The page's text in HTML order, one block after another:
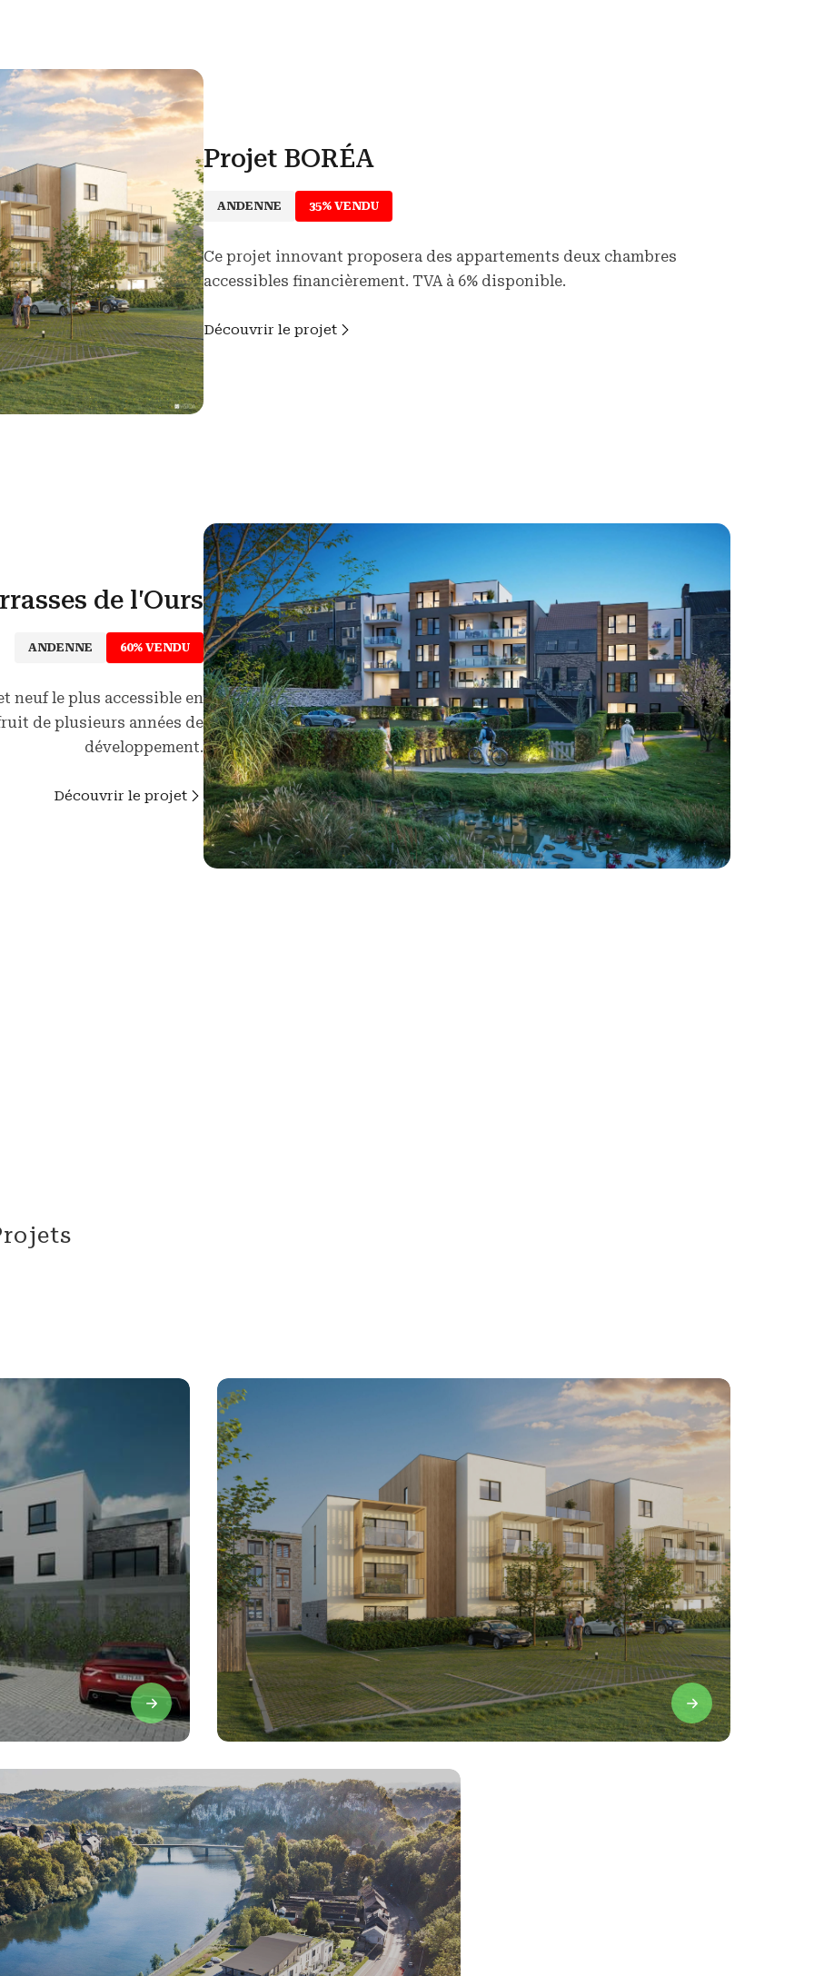
Projet BORÉA
ANDENNE 35% VENDU
Ce projet innovant proposera des appartements deux chambres
accessibles financièrement. TVA à 6% disponible.
Découvrir le projet
de l'Ours
ANDENNE 60% VENDU
neuf le plus accessible en
de plusieurs années de
développement.
Découvrir le projet
Projets en cours